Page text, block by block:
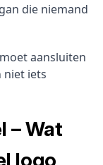
die niemand
aansluiten
niet iets
– Wat